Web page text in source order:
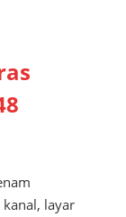
layar